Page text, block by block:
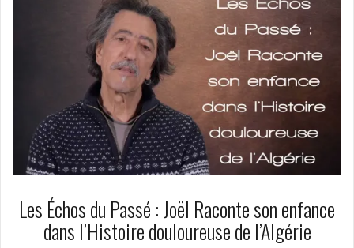
Les Échos du Passé : Joël Raconte son enfance
dans l’Histoire douloureuse de l’Algérie